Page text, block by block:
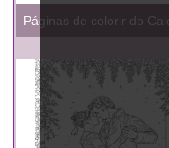
Páginas de colorir do